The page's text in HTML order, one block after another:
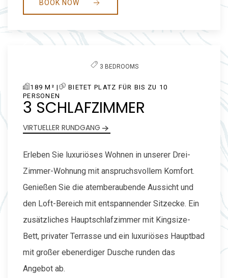
BOOK NOW
Previous slide Next slide
3 BEDROOMS
189 M² |
BIETET PLATZ FÜR BIS ZU 10
PERSONEN
3 SCHLAFZIMMER
VIRTUELLER RUNDGANG
Erleben Sie luxuriöses Wohnen in unserer Drei-
Zimmer-Wohnung mit anspruchsvollem Komfort.
Genießen Sie die atemberaubende Aussicht und
den Loft-Bereich mit entspannender Sitzecke. Ein
zusätzliches Hauptschlafzimmer mit Kingsize-
Bett, privater Terrasse und ein luxuriöses Hauptbad
mit großer ebenerdiger Dusche runden das
Angebot ab.